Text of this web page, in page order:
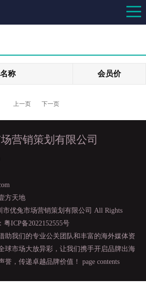
称 会员价
上一页 下一页
营销策划有限公司
方天地
市优兔市场营销策划有限公司 All Rights
粤ICP备2022152555号
助我们的专业公关团队和丰富的海外媒体资
球市场大放异彩，让我们携手开启品牌出海
誉，传递卓越品牌价值！ page contents